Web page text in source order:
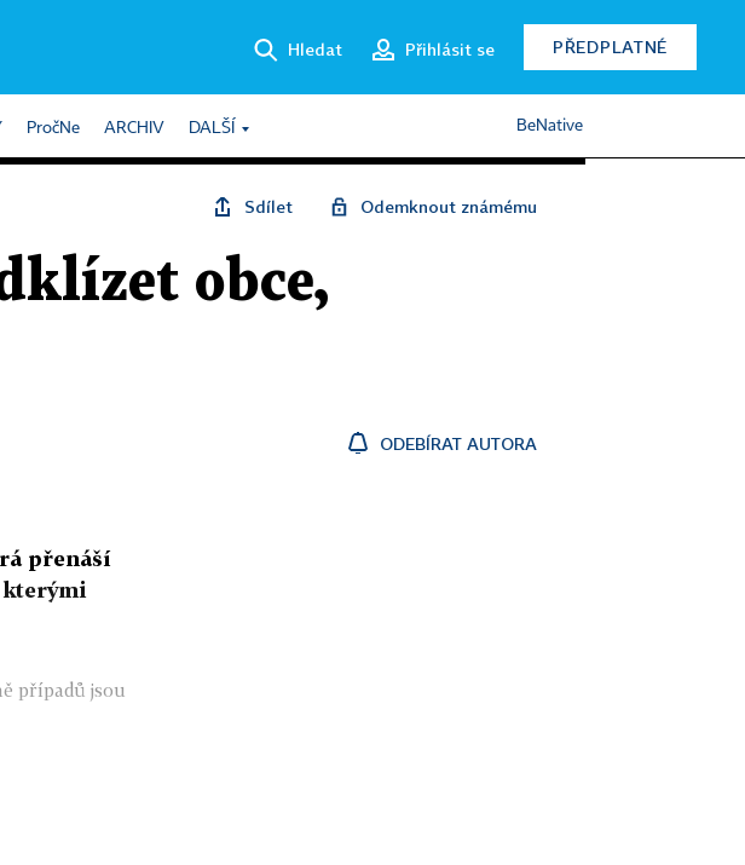
Hledat Přihlásit se PŘEDPLATNÉ
PročNe ARCHIV DALŠÍ BeNative
Sdílet Odemknout známému
obce,
ODEBÍRAT AUTORA
přenáší
kterými
případů jsou